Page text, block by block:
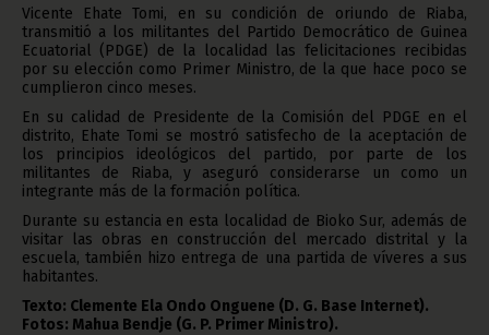
Vicente Ehate Tomi, en su condición de oriundo de Riaba,
transmitió a los militantes del Partido Democrático de Guinea
Ecuatorial (PDGE) de la localidad las felicitaciones recibidas
por su elección como Primer Ministro, de la que hace poco se
cumplieron cinco meses.
En su calidad de Presidente de la Comisión del PDGE en el
distrito, Ehate Tomi se mostró satisfecho de la aceptación de
los principios ideológicos del partido, por parte de los
militantes de Riaba, y aseguró considerarse un como un
integrante más de la formación política.
Durante su estancia en esta localidad de Bioko Sur, además de
visitar las obras en construcción del mercado distrital y la
escuela, también hizo entrega de una partida de víveres a sus
habitantes.
Texto: Clemente Ela Ondo Onguene (D. G. Base Internet).
Fotos: Mahua Bendje (G. P. Primer Ministro).